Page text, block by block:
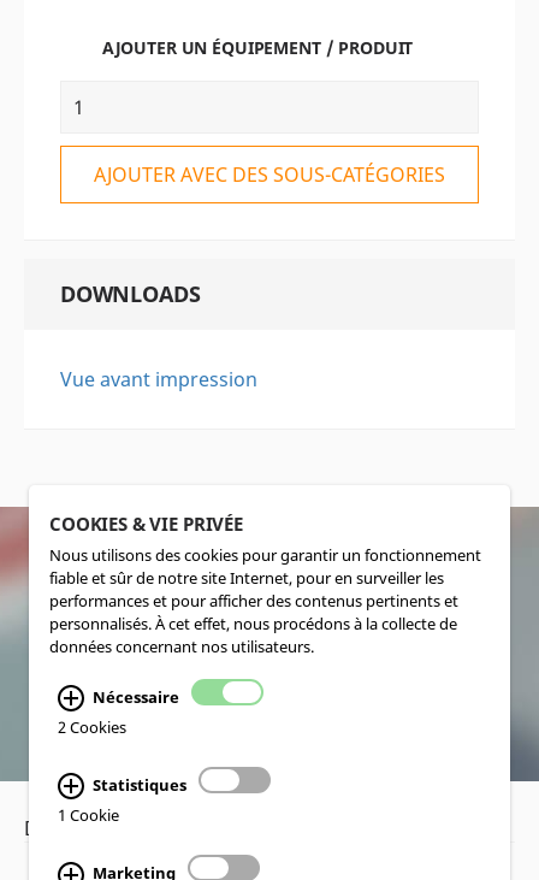
AJOUTER UN ÉQUIPEMENT / PRODUIT
AJOUTER AVEC DES SOUS-CATÉGORIES
DOWNLOADS
Vue avant impression
SOCIALMEDIA
Déclaration de confidentialité
COOKIES & VIE PRIVÉE
Nous utilisons des cookies pour garantir un fonctionnement
fiable et sûr de notre site Internet, pour en surveiller les
performances et pour afficher des contenus pertinents et
personnalisés. À cet effet, nous procédons à la collecte de
données concernant nos utilisateurs.
Nécessaire
2 Cookies
Statistiques
1 Cookie
Marketing